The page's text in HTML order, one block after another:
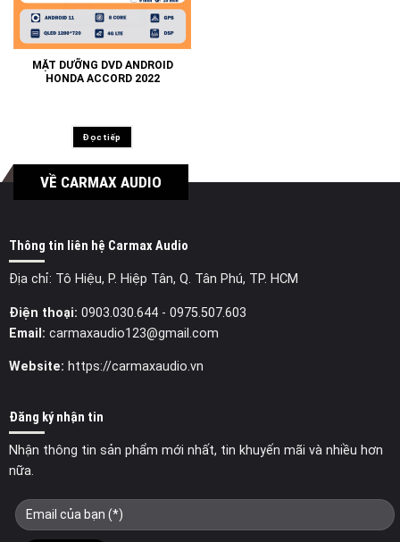
MẶT DƯỠNG DVD ANDROID
HONDA ACCORD 2022
Đọc tiếp
VỀ CARMAX AUDIO
Thông tin liên hệ Carmax Audio
Địa chỉ: Tô Hiệu, P. Hiệp Tân, Q. Tân Phú, TP. HCM
Điện thoại: 0903.030.644- 0975.507.603
Email: carmaxaudio123@gmail.com
Website: https://carmaxaudio.vn
Đăng ký nhận tin
Nhận thông tin sản phẩm mới nhất, tin khuyến mãi và nhiều hơn
nữa.